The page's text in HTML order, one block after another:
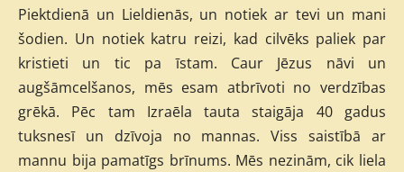
Piektdienā un Lieldienās, un notiek ar tevi un mani
šodien. Un notiek katru reizi, kad cilvēks paliek par
kristieti un tic pa īstam. Caur Jēzus nāvi un
augšāmcelšanos, mēs esam atbrīvoti no verdzības
grēkā. Pēc tam Izraēla tauta staigāja 40 gadus
tuksnesī un dzīvoja no mannas. Viss saistībā ar
mannu bija pamatīgs brīnums. Mēs nezinām, cik liela